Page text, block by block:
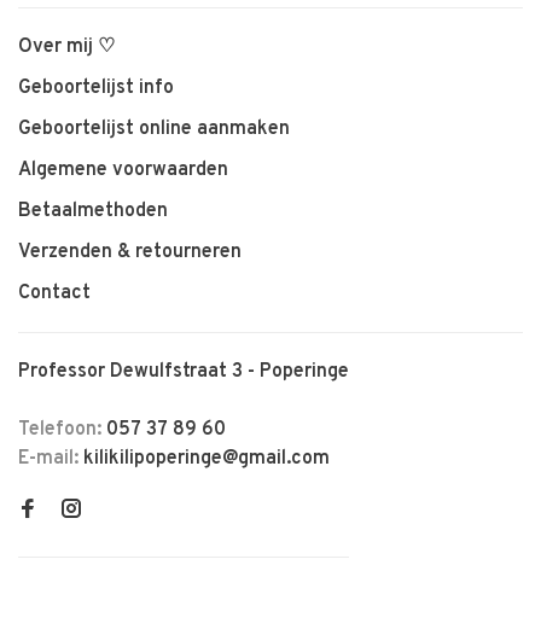
Over mij ♡
Geboortelijst info
Geboortelijst online aanmaken
Algemene voorwaarden
Betaalmethoden
Verzenden & retourneren
Contact
Professor Dewulfstraat 3 - Poperinge
Telefoon: 057 37 89 60
E-mail: kilikilipoperinge@gmail.com